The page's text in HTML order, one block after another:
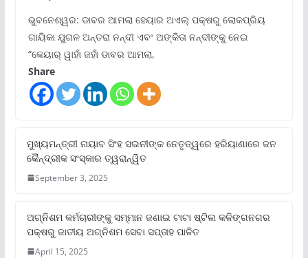
ଭୁବନେଶ୍ୱର: ଡାବର ଆମଲା ହେୟାର ଅଏଲ୍ ପକ୍ଷରୁ ଲୋକପ୍ରିୟ
ଗାୟିକା ଯୁଗଳ ଅନ୍ତରା ନନ୍ଦୀ ଏବଂ ଅଙ୍କିତା ନନ୍ଦୀଙ୍କୁ ନେଇ
“କେୟାର୍ ୱାହାଁ ଜହାଁ ଡାବର ଆମଲା,
Share
ମୁଖ୍ୟମନ୍ତ୍ରୀ ନାୟାବ ସିଂହ ସଇନୀଙ୍କ ନେତୃତ୍ୱରେ ହରିୟାଣାରେ ଜନ
କୈନ୍ଦ୍ରୀକ ସଂସ୍କାର ତ୍ୱରାନ୍ୱିତ
September 3, 2025
ଅଗ୍ନିଶମ କର୍ମଚାରୀଙ୍କୁ ସମ୍ମାନ ଜଣାଇ ଟାଟା ଷ୍ଟିଲ କଳିଙ୍ଗନଗର
ପକ୍ଷରୁ ଜାତୀୟ ଅଗ୍ନିଶମ ସେବା ସପ୍ତାହ ପାଳିତ
April 15, 2025